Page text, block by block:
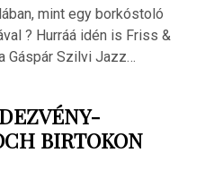
mint egy borkóstoló
? Hurráá idén is Friss &
Gáspár Szilvi Jazz…
BIRTOKON